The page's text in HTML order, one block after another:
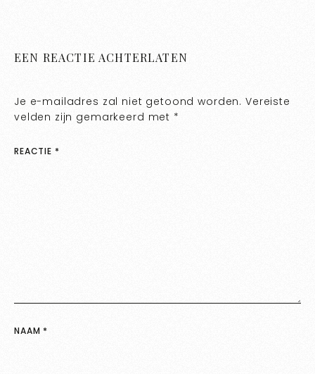
EEN REACTIE ACHTERLATEN
Je e-mailadres zal niet getoond worden. Vereiste
velden zijn gemarkeerd met *
REACTIE *
NAAM *